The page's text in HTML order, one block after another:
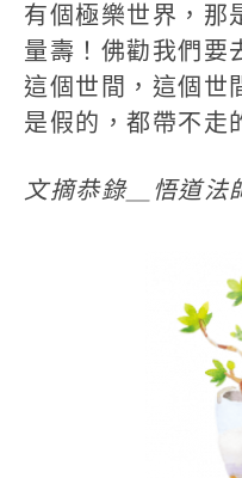
有個極樂世界，那
量壽！佛勸我們要
這個世間，這個世
是假的，都帶不走
文摘恭錄＿悟道法